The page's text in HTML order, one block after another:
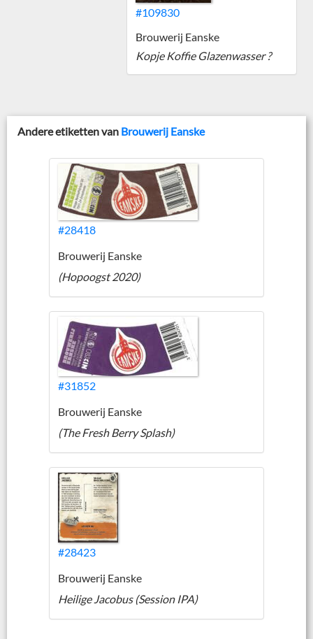
#109830
Brouwerij Eanske
Kopje Koffie Glazenwasser ?
Andere etiketten van Brouwerij Eanske
#28418
Brouwerij Eanske
(Hopoogst 2020)
#31852
Brouwerij Eanske
(The Fresh Berry Splash)
#28423
Brouwerij Eanske
Heilige Jacobus (Session IPA)